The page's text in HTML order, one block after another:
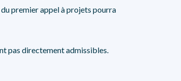
premier appel à projets pourra
pas directement admissibles.